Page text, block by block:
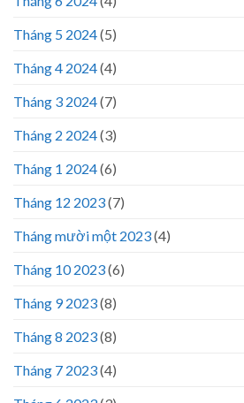
Tháng 5 2024(5)
Tháng 4 2024(4)
Tháng 3 2024(7)
Tháng 2 2024(3)
Tháng 1 2024(6)
Tháng 12 2023(7)
Tháng mười một 2023(4)
Tháng 10 2023(6)
Tháng 9 2023(8)
Tháng 8 2023(8)
Tháng 7 2023(4)